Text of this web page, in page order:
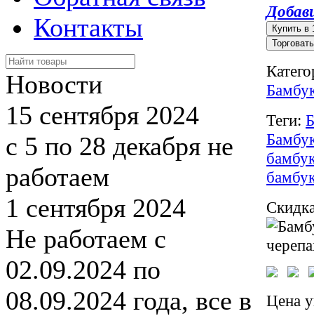
Контакты
Новости
15 сентября 2024
с 5 по 28 декабря не
работаем
1 сентября 2024
Не работаем с
02.09.2024 по
08.09.2024 года, все в
Теги:
Цена